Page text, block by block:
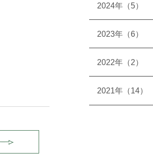
2024年（5）
2023年（6）
2022年（2）
2021年（14）